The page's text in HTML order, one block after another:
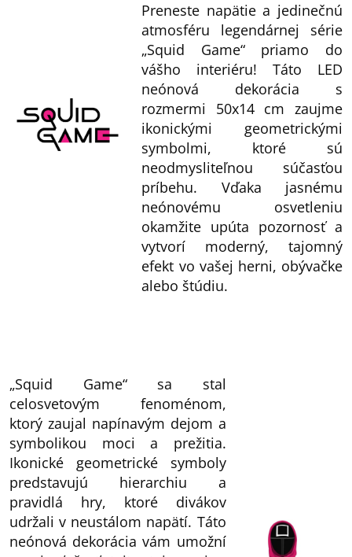
Preneste napätie a jedinečnú
atmosféru legendárnej série
„Squid Game“ priamo do
vášho interiéru! Táto LED
neónová dekorácia s
rozmermi 50x14 cm zaujme
ikonickými geometrickými
symbolmi, ktoré sú
neodmysliteľnou súčasťou
príbehu. Vďaka jasnému
neónovému osvetleniu
okamžite upúta pozornosť a
vytvorí moderný, tajomný
efekt vo vašej herni, obývačke
alebo štúdiu.
„Squid Game“ sa stal
celosvetovým fenoménom,
ktorý zaujal napínavým dejom a
symbolikou moci a prežitia.
Ikonické geometrické symboly
predstavujú hierarchiu a
pravidlá hry, ktoré divákov
udržali v neustálom napätí. Táto
neónová dekorácia vám umožní